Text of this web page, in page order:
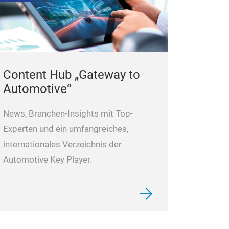
Content Hub „Gateway to
Automotive“
News, Branchen-Insights mit Top-
Experten und ein umfangreiches,
internationales Verzeichnis der
Automotive Key Player.